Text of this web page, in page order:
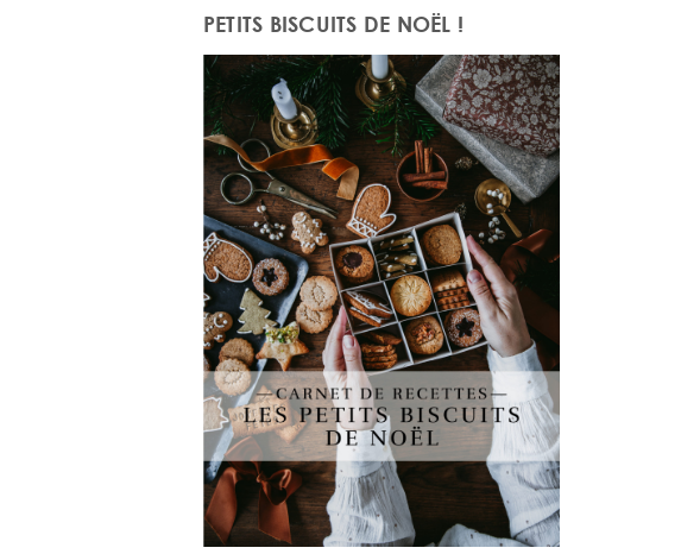
PETITS BISCUITS DE NOËL !